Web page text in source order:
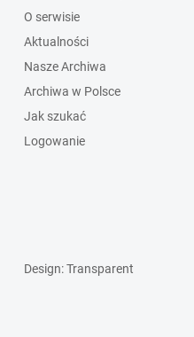
O serwisie
Aktualności
Nasze Archiwa
Archiwa w Polsce
Jak szukać
Logowanie
Design: Transparent